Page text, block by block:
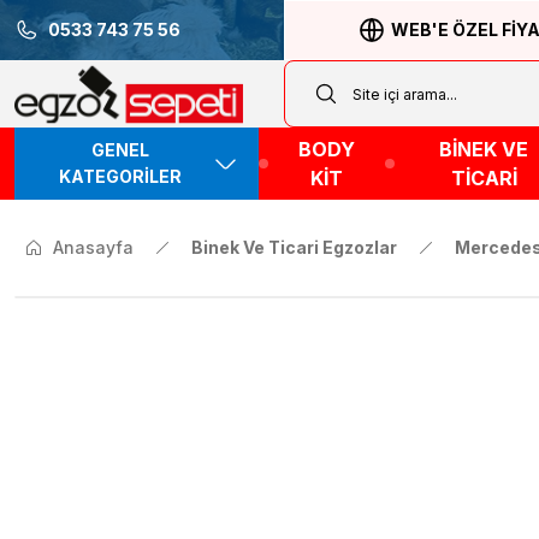
0533 743 75 56 WEB'E ÖZEL
GENEL
KATEGORİLER
BODY
KİT
BİNEK VE
TİCARİ
Anasayfa Binek Ve Ticari Egzozlar